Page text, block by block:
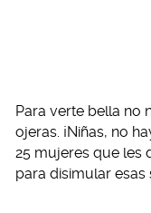
Para verte bella no
ojeras. ¡Niñas, no
25 mujeres que les
para disimular